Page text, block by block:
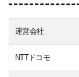
運営会社
NTTドコモ